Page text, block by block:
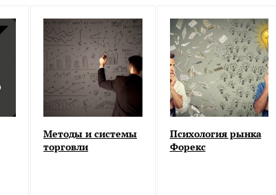
Методы и системы
торговли
Психология рынка
Форекс